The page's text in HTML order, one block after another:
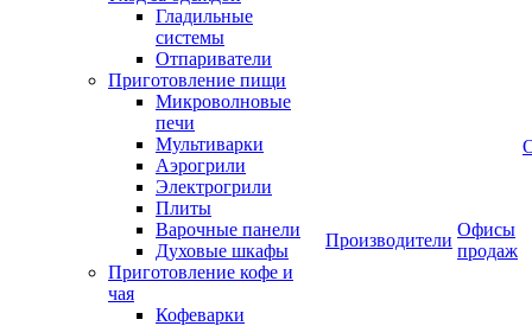
Гладильные
системы
Отпариватели
Приготовление пищи
Микроволновые
печи
Мультиварки
Аэрогрили
Электрогрили
Плиты
Варочные панели
Духовые шкафы
Приготовление кофе и
чая
Кофеварки
Производители
Офисы
продаж